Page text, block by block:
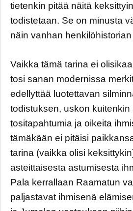
tietenkin pitää näitä
todistetaan. Se on minusta
näin vanhan
Vaikka tämä tarina ei
tosi sanan modernissa
edellyttää luotettavan
todistuksen, uskon kuitenkin
tositapahtumia ja oikeita
tämäkään ei pitäisi
tarina (vaikka olisi
asteittaisesta astumisesta
Pala kerrallaan Raamatun
paljastavat ihmisenä